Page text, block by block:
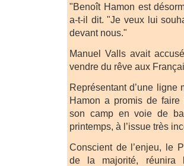
"Benoît Hamon est
a-t-il dit. "Je veux lui
devant nous."
Manuel Valls avait
vendre du rêve aux
Représentant d’une ligne
Hamon a promis de faire
son camp en voie de
printemps, à l’issue très
Conscient de l’enjeu, le
de la majorité, réunira